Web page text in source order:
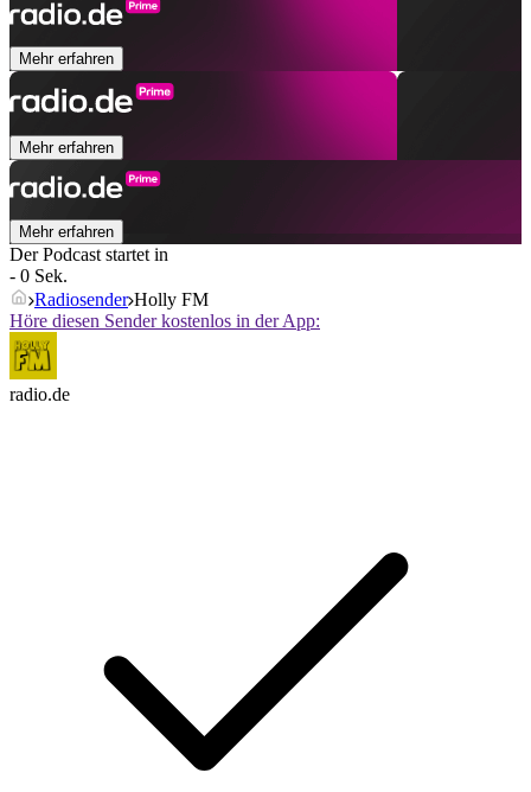
Mehr erfahren
Mehr erfahren
Mehr erfahren
Der Podcast startet in
- 0 Sek.
Radiosender Holly FM
Höre diesen Sender kostenlos in der App:
radio.de